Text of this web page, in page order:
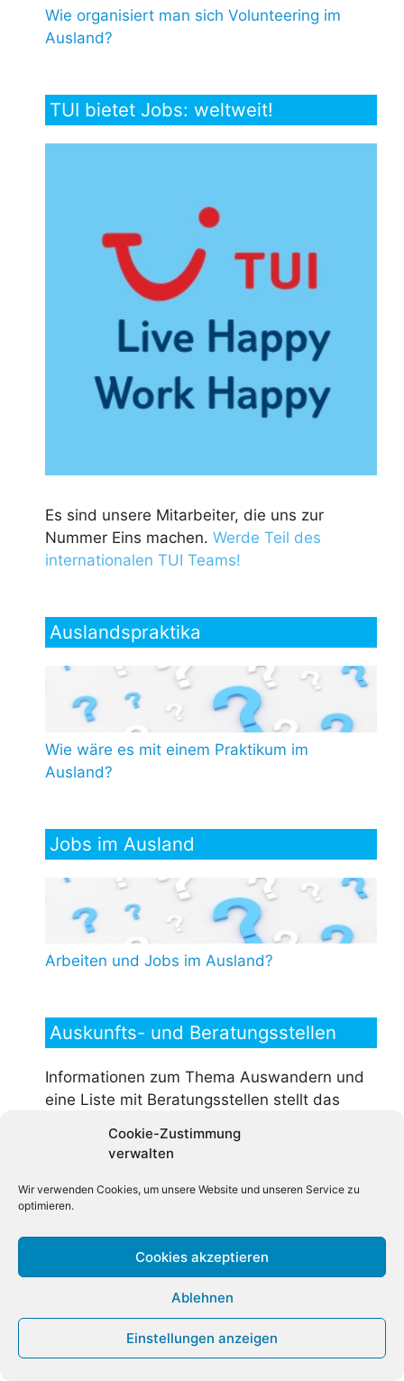
Cookie-Zustimmung
verwalten
Wir verwenden Cookies, um unsere Website und unseren Service zu
optimieren.
Cookies akzeptieren
Ablehnen
Einstellungen anzeigen
Wie organisiert man sich Volunteering im
Ausland?
TUI bietet Jobs: weltweit!
Es sind unsere Mitarbeiter, die uns zur
Nummer Eins machen. Werde Teil des
internationalen TUI Teams!
Auslandspraktika
Wie wäre es mit einem Praktikum im
Ausland?
Jobs im Ausland
Arbeiten und Jobs im Ausland?
Auskunfts- und Beratungsstellen
Informationen zum Thema Auswandern und
eine Liste mit Beratungsstellen stellt das
auswandern.bund.de
zur Verfügung.
Fernweh? JuBi!